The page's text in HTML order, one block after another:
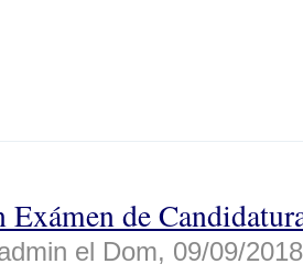
Exámen de
el Dom, 09/09/